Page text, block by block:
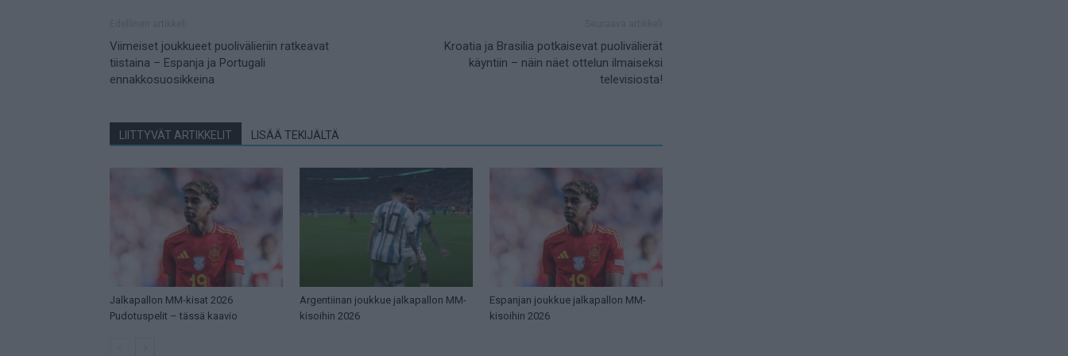
Viimeiset joukkueet puolivälieriin ratkeavat
tiistaina – Espanja ja Portugali
ennakkosuosikkeina
Kroatia ja Brasilia potkaisevat puolivälierät
käyntiin – näin näet ottelun ilmaiseksi
televisiosta!
LIITTYVÄT ARTIKKELIT LISÄÄ TEKIJÄLTÄ
Jalkapallon MM-kisat 2026
Pudotuspelit – tässä kaavio
Argentiinan joukkue jalkapallon MM-
kisoihin 2026
Espanjan joukkue jalkapallon MM-
kisoihin 2026